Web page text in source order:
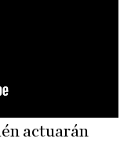
actuarán